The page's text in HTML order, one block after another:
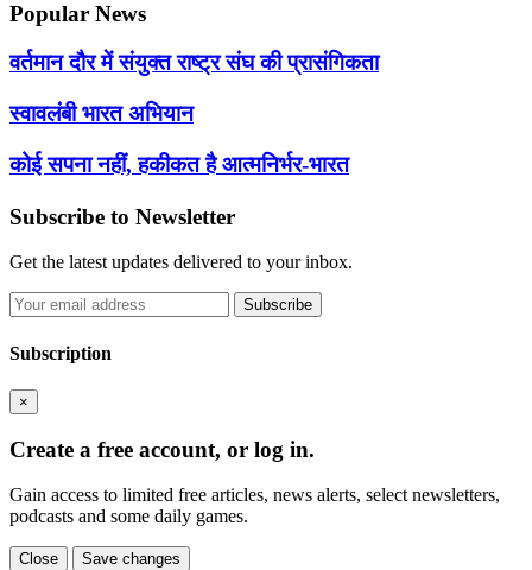
Popular News
वर्तमान दौर में संयुक्त राष्ट्र संघ की प्रासंगिकता
स्वावलंबी भारत अभियान
कोई सपना नहीं, हकीकत है आत्मनिर्भर-भारत
Subscribe to Newsletter
Get the latest updates delivered to your inbox.
Subscribe
Subscription
×
Create a free account, or log in.
Gain access to limited free articles, news alerts, select newsletters,
podcasts and some daily games.
Close Save changes